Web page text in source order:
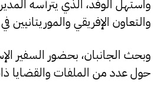
واستهل الوفد، الذي يترأسه
والتعاون الإفريقي
وبحث الجانبان، بحضور السفير
حول عدد من الملفات والقضايا